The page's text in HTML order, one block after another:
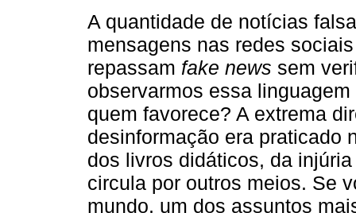
A quantidade de notícias
mensagens nas redes
repassam fake news sem
observarmos essa
quem favorece? A extrema
desinformação era praticado
dos livros didáticos, da
circula por outros meios. Se
mundo, um dos assuntos